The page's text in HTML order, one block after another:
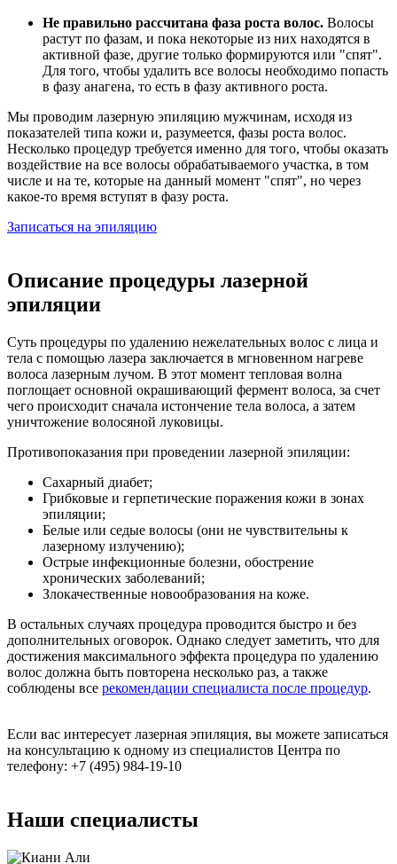
Не правильно рассчитана фаза роста волос. Волосы
растут по фазам, и пока некоторые из них находятся в
активной фазе, другие только формируются или "спят".
Для того, чтобы удалить все волосы необходимо попасть
в фазу анагена, то есть в фазу активного роста.
Мы проводим лазерную эпиляцию мужчинам, исходя из
показателей типа кожи и, разумеется, фазы роста волос.
Несколько процедур требуется именно для того, чтобы оказать
воздействие на все волосы обрабатываемого участка, в том
числе и на те, которые на данный момент "спят", но через
какое-то время вступят в фазу роста.
Записаться на эпиляцию
Описание процедуры лазерной
эпиляции
Суть процедуры по удалению нежелательных волос с лица и
тела с помощью лазера заключается в мгновенном нагреве
волоса лазерным лучом. В этот момент тепловая волна
поглощает основной окрашивающий фермент волоса, за счет
чего происходит сначала истончение тела волоса, а затем
уничтожение волосяной луковицы.
Противопоказания при проведении лазерной эпиляции:
Сахарный диабет;
Грибковые и герпетические поражения кожи в зонах
эпиляции;
Белые или седые волосы (они не чувствительны к
лазерному излучению);
Острые инфекционные болезни, обострение
хронических заболеваний;
Злокачественные новообразования на коже.
В остальных случаях процедура проводится быстро и без
дополнительных оговорок. Однако следует заметить, что для
достижения максимального эффекта процедура по удалению
волос должна быть повторена несколько раз, а также
соблюдены все рекомендации специалиста после процедур.
Если вас интересует лазерная эпиляция, вы можете записаться
на консультацию к одному из специалистов Центра по
телефону: +7 (495) 984-19-10
Наши специалисты